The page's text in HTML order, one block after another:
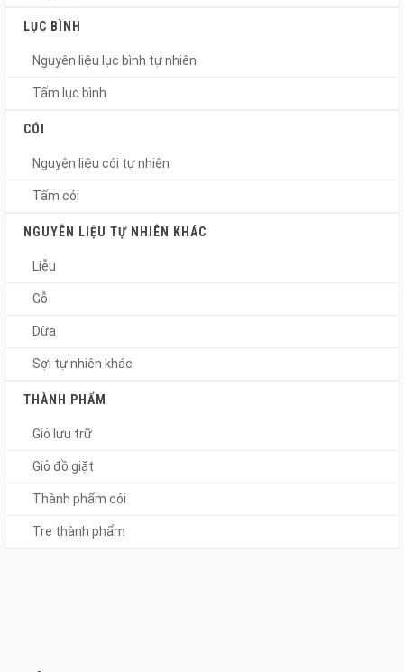
LỤC BÌNH
Nguyên liệu lục bình tự nhiên
Tấm lục bình
CÓI
Nguyên liệu cói tự nhiên
Tấm cói
NGUYÊN LIỆU TỰ NHIÊN KHÁC
Liễu
Gỗ
Dừa
Sợi tự nhiên khác
THÀNH PHẨM
Giỏ lưu trữ
Giỏ đồ giặt
Thành phẩm cói
Tre thành phẩm